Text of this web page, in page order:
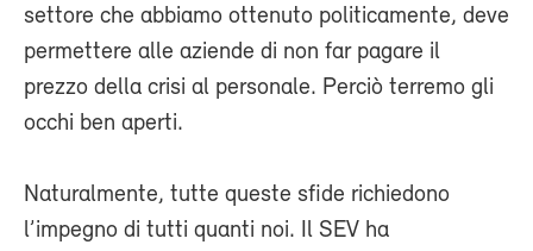
settore che abbiamo ottenuto politicamente, deve
permettere alle aziende di non far pagare il
prezzo della crisi al personale. Perciò terremo gli
occhi ben aperti.
Naturalmente, tutte queste sfide richiedono
l’impegno di tutti quanti noi. Il SEV ha